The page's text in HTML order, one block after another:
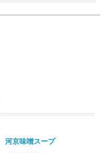
河京味噌スープ